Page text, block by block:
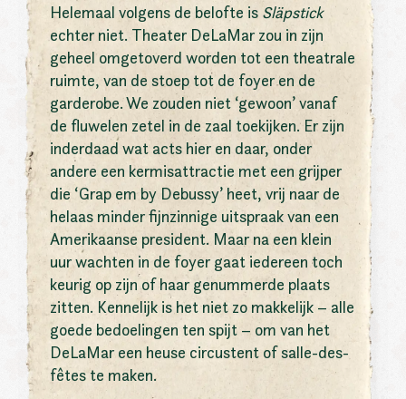
Helemaal volgens de belofte is Släpstick
echter niet. Theater DeLaMar zou in zijn
geheel omgetoverd worden tot een theatrale
ruimte, van de stoep tot de foyer en de
garderobe. We zouden niet ‘gewoon’ vanaf
de fluwelen zetel in de zaal toekijken. Er zijn
inderdaad wat acts hier en daar, onder
andere een kermisattractie met een grijper
die ‘Grap em by Debussy’ heet, vrij naar de
helaas minder fijnzinnige uitspraak van een
Amerikaanse president. Maar na een klein
uur wachten in de foyer gaat iedereen toch
keurig op zijn of haar genummerde plaats
zitten. Kennelijk is het niet zo makkelijk – alle
goede bedoelingen ten spijt – om van het
DeLaMar een heuse circustent of salle-des-
fêtes te maken.